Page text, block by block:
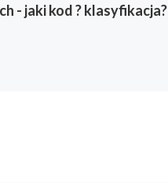
- jaki kod ? klasyfikacja?